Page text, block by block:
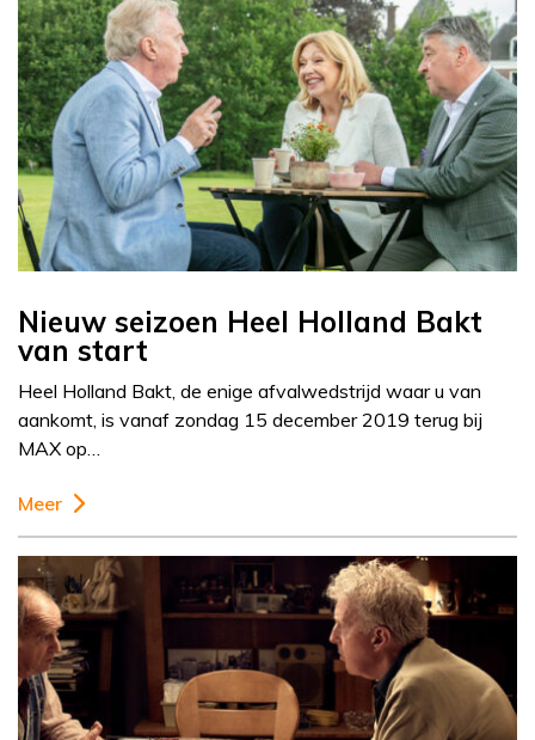
Nieuw seizoen Heel Holland Bakt
van start
Heel Holland Bakt, de enige afvalwedstrijd waar u van
aankomt, is vanaf zondag 15 december 2019 terug bij
MAX op…
Meer